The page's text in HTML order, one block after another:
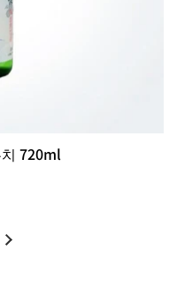
720ml
드
다음 슬라이드